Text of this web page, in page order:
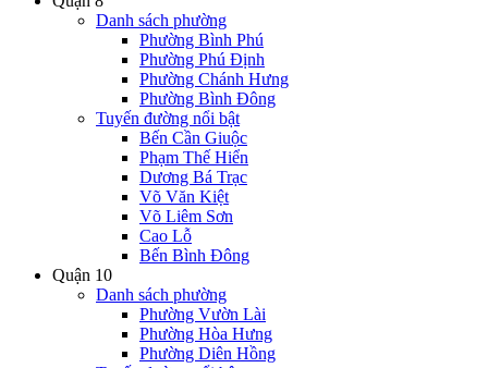
Danh sách phường
Phường Bình Phú
Phường Phú Định
Phường Chánh Hưng
Phường Bình Đông
Tuyến đường nổi bật
Bến Cần Giuộc
Phạm Thế Hiển
Dương Bá Trạc
Võ Văn Kiệt
Võ Liêm Sơn
Cao Lỗ
Bến Bình Đông
Quận 10
Danh sách phường
Phường Vườn Lài
Phường Hòa Hưng
Phường Diên Hồng